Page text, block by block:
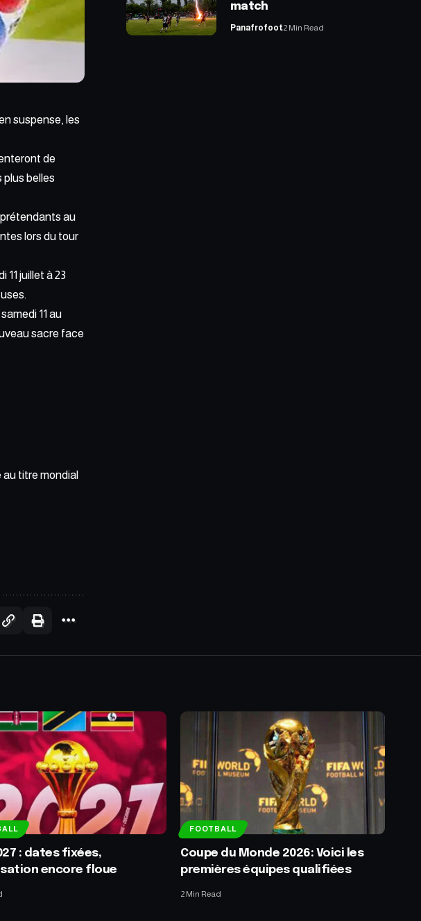
suspense, les
de
plus belles
prétendants au
lors du tour
juillet à 23
11 au
sacre face
titre mondial
match
Panafrofoot2 Min Read
: dates fixées,
encore floue
FOOTBALL
Coupe du Monde 2026: Voici les
premières équipes qualifiées
2 Min Read